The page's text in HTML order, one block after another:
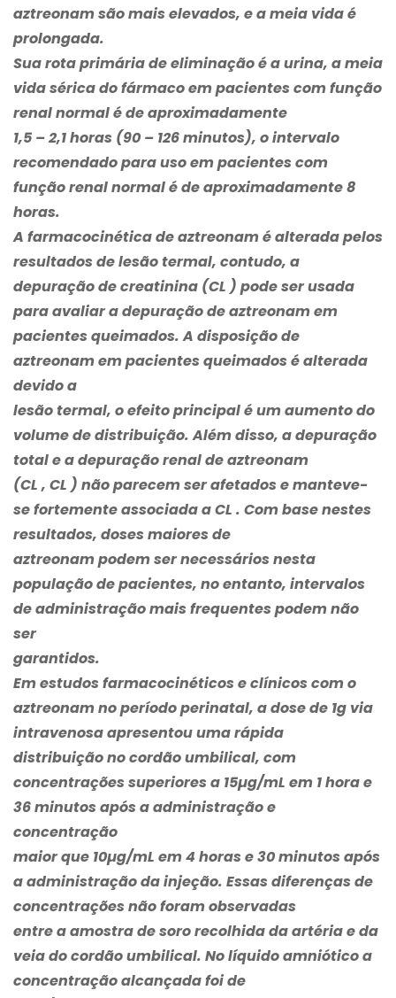
aztreonam são mais elevados, e a meia vida é
prolongada.
Sua rota primária de eliminação é a urina, a meia
vida sérica do fármaco em pacientes com função
renal normal é de aproximadamente
1,5 – 2,1 horas (90 – 126 minutos), o intervalo
recomendado para uso em pacientes com
função renal normal é de aproximadamente 8
horas.
A farmacocinética de aztreonam é alterada pelos
resultados de lesão termal, contudo, a
depuração de creatinina (CL ) pode ser usada
para avaliar a depuração de aztreonam em
pacientes queimados. A disposição de
aztreonam em pacientes queimados é alterada
devido a
lesão termal, o efeito principal é um aumento do
volume de distribuição. Além disso, a depuração
total e a depuração renal de aztreonam
(CL , CL ) não parecem ser afetados e manteve-
se fortemente associada a CL . Com base nestes
resultados, doses maiores de
aztreonam podem ser necessários nesta
população de pacientes, no entanto, intervalos
de administração mais frequentes podem não
ser
garantidos.
Em estudos farmacocinéticos e clínicos com o
aztreonam no período perinatal, a dose de 1g via
intravenosa apresentou uma rápida
distribuição no cordão umbilical, com
concentrações superiores a 15µg/mL em 1 hora e
36 minutos após a administração e
concentração
maior que 10µg/mL em 4 horas e 30 minutos após
a administração da injeção. Essas diferenças de
concentrações não foram observadas
entre a amostra de soro recolhida da artéria e da
veia do cordão umbilical. No líquido amniótico a
concentração alcançada foi de